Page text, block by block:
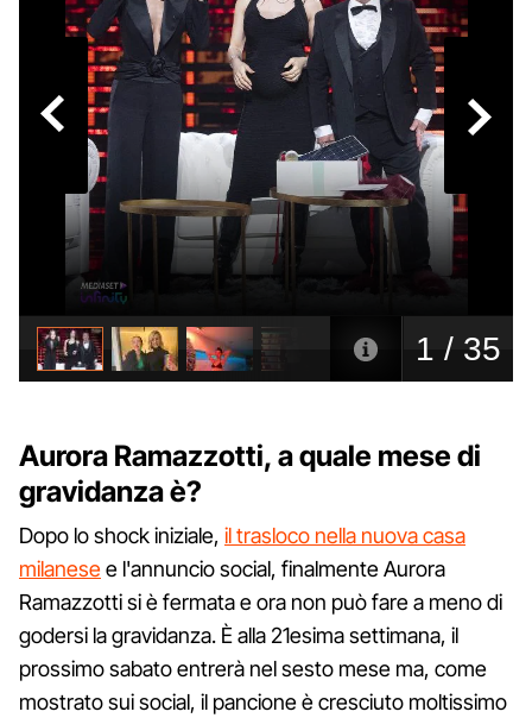
Aurora Ramazzotti, a quale mese di
gravidanza è?
Dopo lo shock iniziale, il trasloco nella nuova casa
milanesee l'annuncio social, finalmente Aurora
Ramazzotti si è fermata e ora non può fare a meno di
godersi la gravidanza. È alla 21esima settimana, il
prossimo sabato entrerà nel sesto mese ma, come
mostrato sui social, il pancione è cresciuto moltissimo